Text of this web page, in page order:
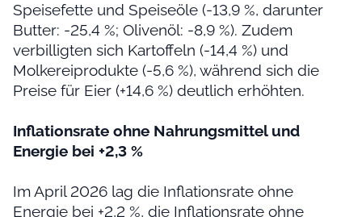
Speisefette und Speiseöle (-13,9 %, darunter
Butter: -25,4 %; Olivenöl: -8,9 %). Zudem
verbilligten sich Kartoffeln (-14,4 %) und
Molkereiprodukte (-5,6 %), während sich die
Preise für Eier (+14,6 %) deutlich erhöhten.
Inflationsrate ohne Nahrungsmittel und
Energie bei +2,3 %
Im April 2026 lag die Inflationsrate ohne
Energie bei +2,2 %, die Inflationsrate ohne